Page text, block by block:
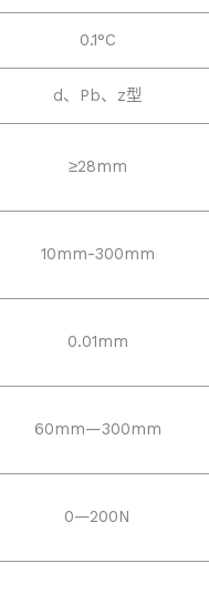
0.1°C
d、Pb、z型
≥28mm
10mm-300mm
0.01mm
60mm—300mm
0—200N